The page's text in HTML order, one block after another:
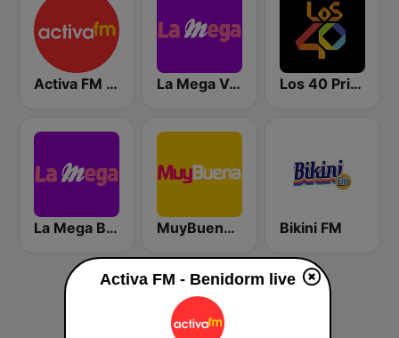
Activa FM - Elche La Mega Valencia Los 40 Principales
La Mega Benidorm MuyBuena Altea Bikini FM
Activa FM - Benidorm live